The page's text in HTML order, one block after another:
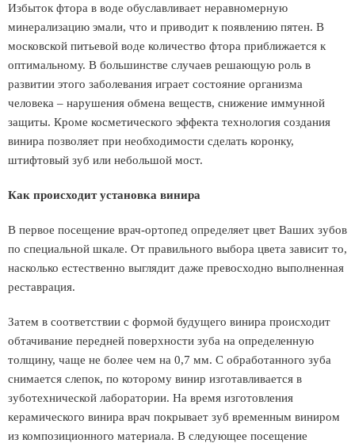
Избыток фтора в воде обуславливает неравномерную
минерализацию эмали, что и приводит к появлению пятен. В
московской питьевой воде количество фтора приближается к
оптимальному. В большинстве случаев решающую роль в
развитии этого заболевания играет состояние организма
человека – нарушения обмена веществ, снижение иммунной
защиты. Кроме косметического эффекта технология создания
винира позволяет при необходимости сделать коронку,
штифтовый зуб или небольшой мост.
Как происходит установка винира
В первое посещение врач-ортопед определяет цвет Ваших зубов
по специальной шкале. От правильного выбора цвета зависит то,
насколько естественно выглядит даже превосходно выполненная
реставрация.
Затем в соответствии с формой будущего винира происходит
обтачивание передней поверхности зуба на определенную
толщину, чаще не более чем на 0,7 мм. С обработанного зуба
снимается слепок, по которому винир изготавливается в
зуботехнической лаборатории. На время изготовления
керамического винира врач покрывает зуб временным виниром
из композиционного материала. В следующее посещение